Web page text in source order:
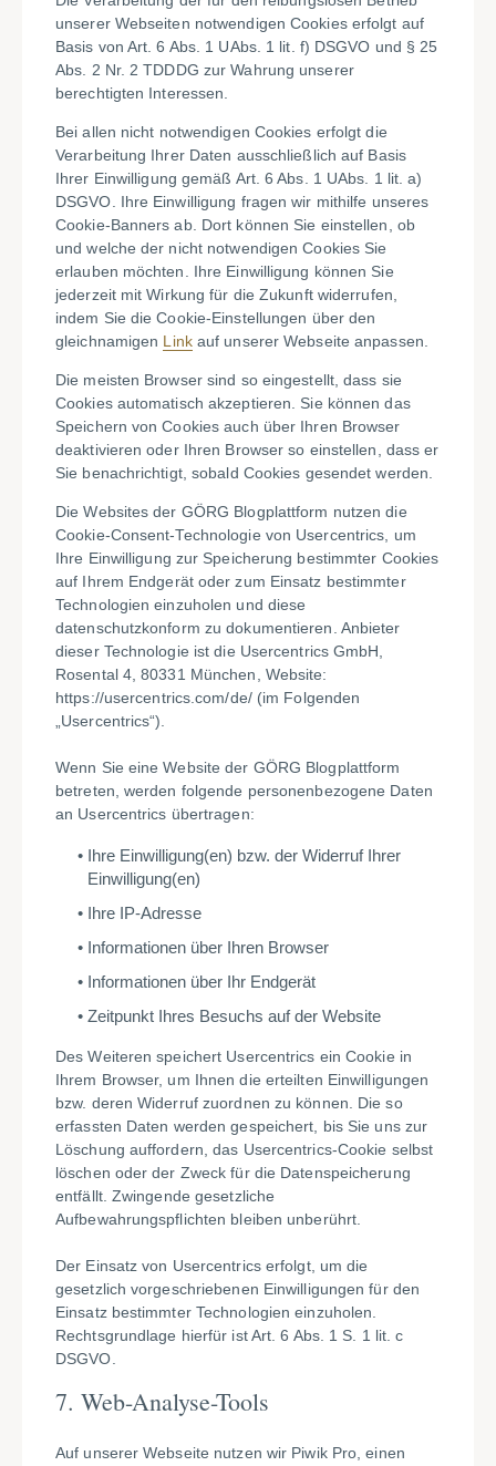
unserer Webseiten notwendigen Cookies erfolgt auf
Basis von Art. 6 Abs. 1 UAbs. 1 lit. f) DSGVO und § 25
Abs. 2 Nr. 2 TDDDG zur Wahrung unserer
berechtigten Interessen.
Bei allen nicht notwendigen Cookies erfolgt die
Verarbeitung Ihrer Daten ausschließlich auf Basis
Ihrer Einwilligung gemäß Art. 6 Abs. 1 UAbs. 1 lit. a)
DSGVO. Ihre Einwilligung fragen wir mithilfe unseres
Cookie-Banners ab. Dort können Sie einstellen, ob
und welche der nicht notwendigen Cookies Sie
erlauben möchten. Ihre Einwilligung können Sie
jederzeit mit Wirkung für die Zukunft widerrufen,
indem Sie die Cookie-Einstellungen über den
gleichnamigen Linkauf unserer Webseite anpassen.
Die meisten Browser sind so eingestellt, dass sie
Cookies automatisch akzeptieren. Sie können das
Speichern von Cookies auch über Ihren Browser
deaktivieren oder Ihren Browser so einstellen, dass er
Sie benachrichtigt, sobald Cookies gesendet werden.
Die Websites der GÖRG Blogplattform nutzen die
Cookie-Consent-Technologie von Usercentrics, um
Ihre Einwilligung zur Speicherung bestimmter Cookies
auf Ihrem Endgerät oder zum Einsatz bestimmter
Technologien einzuholen und diese
datenschutzkonform zu dokumentieren. Anbieter
dieser Technologie ist die Usercentrics GmbH,
Rosental 4, 80331 München, Website:
https://usercentrics.com/de/ (im Folgenden
„Usercentrics“).
Wenn Sie eine Website der GÖRG Blogplattform
betreten, werden folgende personenbezogene Daten
an Usercentrics übertragen:
Ihre Einwilligung(en) bzw. der Widerruf Ihrer
Einwilligung(en)
Ihre IP-Adresse
Informationen über Ihren Browser
Informationen über Ihr Endgerät
Zeitpunkt Ihres Besuchs auf der Website
Des Weiteren speichert Usercentrics ein Cookie in
Ihrem Browser, um Ihnen die erteilten Einwilligungen
bzw. deren Widerruf zuordnen zu können. Die so
erfassten Daten werden gespeichert, bis Sie uns zur
Löschung auffordern, das Usercentrics-Cookie selbst
löschen oder der Zweck für die Datenspeicherung
entfällt. Zwingende gesetzliche
Aufbewahrungspflichten bleiben unberührt.
Der Einsatz von Usercentrics erfolgt, um die
gesetzlich vorgeschriebenen Einwilligungen für den
Einsatz bestimmter Technologien einzuholen.
Rechtsgrundlage hierfür ist Art. 6 Abs. 1 S. 1 lit. c
DSGVO.
7. Web-Analyse-Tools
Auf unserer Webseite nutzen wir Piwik Pro, einen